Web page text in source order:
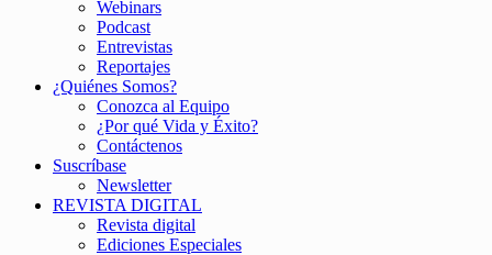
Webinars
Podcast
Entrevistas
Reportajes
¿Quiénes Somos?
Conozca al Equipo
¿Por qué Vida y Éxito?
Contáctenos
Suscríbase
Newsletter
REVISTA DIGITAL
Revista digital
Ediciones Especiales